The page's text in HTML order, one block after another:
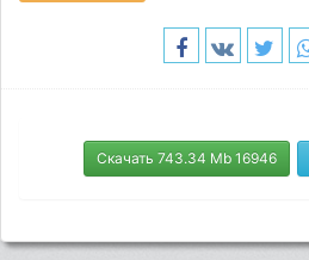
Скачать 743.34 Mb 16946